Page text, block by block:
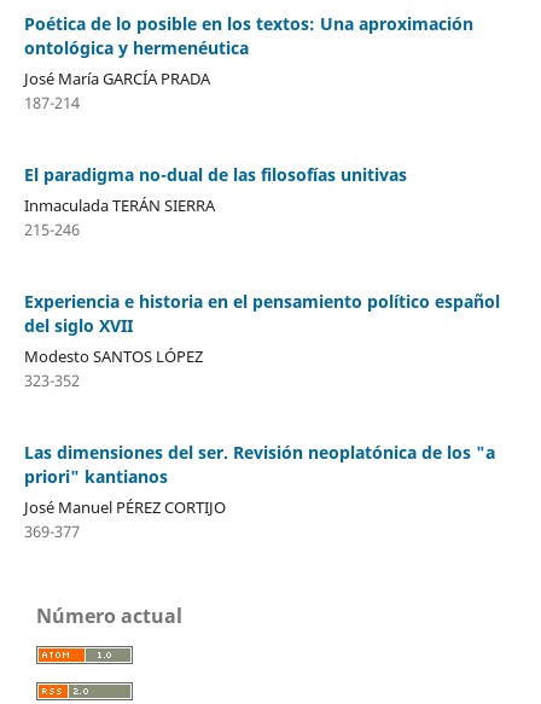
Poética de lo posible en los textos: Una aproximación
ontológica y hermenéutica
José María GARCÍA PRADA
187-214
El paradigma no-dual de las filosofías unitivas
Inmaculada TERÁN SIERRA
215-246
Experiencia e historia en el pensamiento político español
del siglo XVII
Modesto SANTOS LÓPEZ
323-352
Las dimensiones del ser. Revisión neoplatónica de los "a
priori" kantianos
José Manuel PÉREZ CORTIJO
369-377
Número actual